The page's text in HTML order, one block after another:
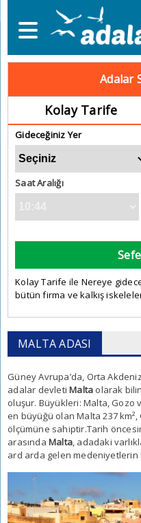
Adalar
Kolay Tarife
Gideceğiniz Yer
Saat Aralığı
Kolay Tarife ile Nereye
bütün firma ve kalkış
MALTA ADASI
Güney Avrupa’da, Orta
adalar devletiMalta olarak
oluşur. Büyükleri: Malta, Gozo
en büyüğü olanMalta 237 km²,
ölçümüne sahiptir.Tarih
arasında Malta, adadaki
ard arda gelen medeniyetlerin